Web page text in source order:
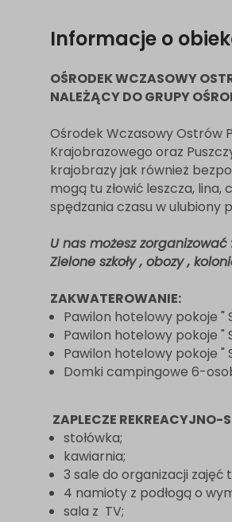
Informacje o
OŚRODEK WCZASOWY
NALEŻĄCY DO GRUPY
Ośrodek Wczasowy Ostrów
Krajobrazowego oraz
krajobrazy jak również
mogą tu złowić leszcza,
spędzania czasu w ulubiony
U nas możesz zorganizować
Zielone szkoły , obozy ,
ZAKWATEROWANIE:
Pawilon hotelowy pokoje "
Pawilon hotelowy pokoje "
Pawilon hotelowy pokoje "
Domki campingowe 6-
ZAPLECZE REKREACYJNO-
stołówka;
kawiarnia;
3 sale do organizacji
4 namioty z podłogą o
sala z TV;